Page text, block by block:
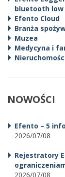
bluetooth
Efento Cloud
Branża
Muzea
Medycyna i
NOWOŚCI
Efento – 5
2026/07/08
Rejestratory
2026/07/08